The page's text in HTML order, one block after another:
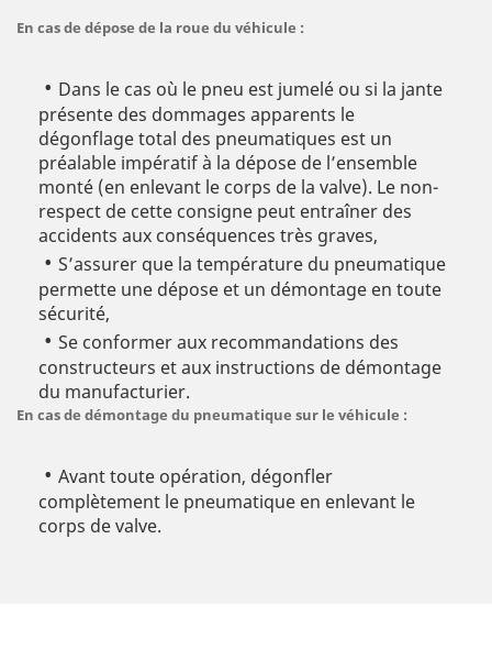
En cas de dépose de la roue du véhicule :
Dans le cas où le pneu est jumelé ou si la jante
présente des dommages apparents le
dégonflage total des pneumatiques est un
préalable impératif à la dépose de l’ensemble
monté (en enlevant le corps de la valve). Le non-
respect de cette consigne peut entraîner des
accidents aux conséquences très graves,
S’assurer que la température du pneumatique
permette une dépose et un démontage en toute
sécurité,
Se conformer aux recommandations des
constructeurs et aux instructions de démontage
du manufacturier.
En cas de démontage du pneumatique sur le véhicule :
Avant toute opération, dégonfler
complètement le pneumatique en enlevant le
corps de valve.